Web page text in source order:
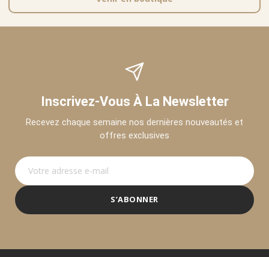
Inscrivez-Vous À La Newsletter
Recevez chaque semaine nos dernières nouveautés et
offres exclusives
S’ABONNER